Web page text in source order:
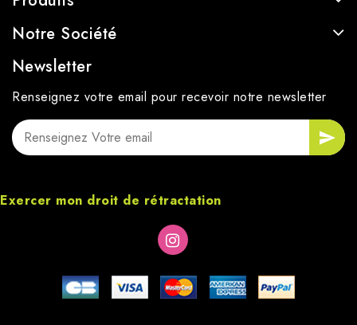
Notre Société
Newsletter
Renseignez votre email pour recevoir notre newsletter
Exercer mon droit de rétractation